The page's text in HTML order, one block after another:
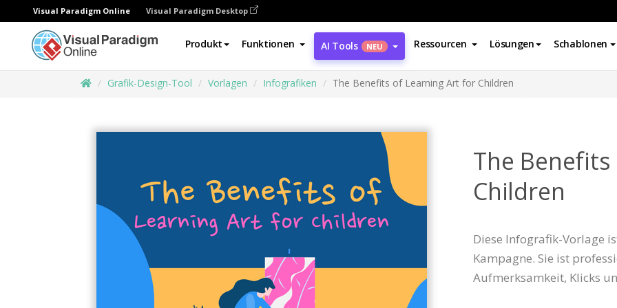
Visual Paradigm Online Visual Paradigm Desktop
Produkt Funktionen AI Tools NEU Ressourcen Lösungen Schablonen
Grafik-Design-Tool Vorlagen Infografiken The Benefits of Learning Art for Children
The
Children
Diese Infografik-Vorlage
Kampagne. Sie ist
Aufmerksamkeit, Klicks